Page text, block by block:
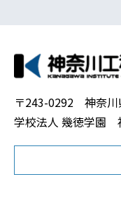
〒243-0292 神奈川
学校法人 幾徳学園